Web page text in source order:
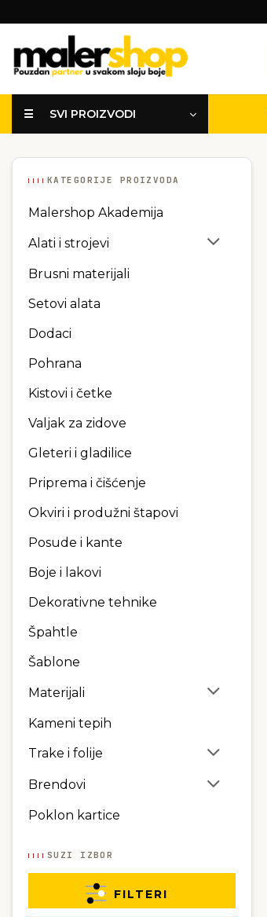
to
content
☰ SVI PROIZVODI
KATEGORIJE PROIZVODA
Malershop Akademija
Alati i strojevi
Brusni materijali
Setovi alata
Dodaci
Pohrana
Kistovi i četke
Valjak za zidove
Gleteri i gladilice
Priprema i čišćenje
Okviri i produžni štapovi
Posude i kante
Boje i lakovi
Dekorativne tehnike
Špahtle
Šablone
Materijali
Kameni tepih
Trake i folije
Brendovi
Poklon kartice
SUZI IZBOR
FILTERI